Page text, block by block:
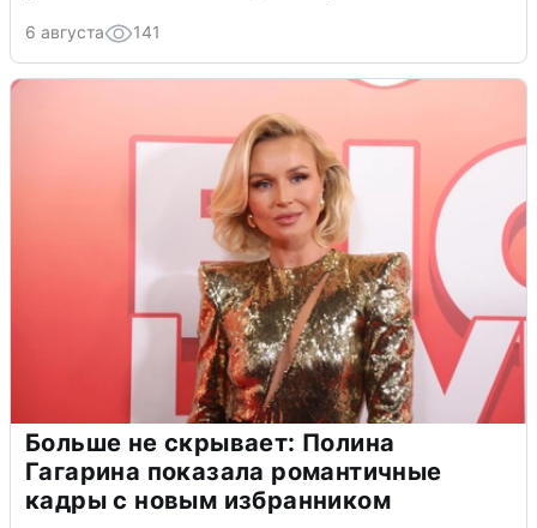
6 августа 141
Больше не скрывает: Полина
Гагарина показала романтичные
кадры с новым избранником